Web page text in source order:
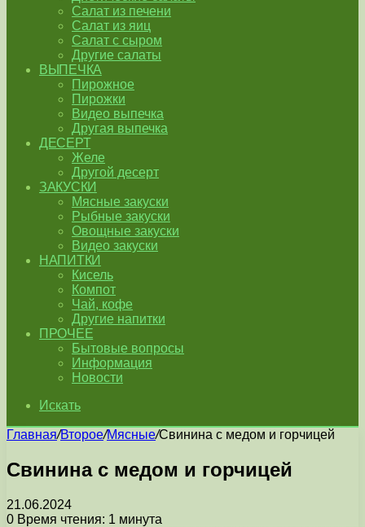
Салат из печени
Салат из яиц
Салат с сыром
Другие салаты
ВЫПЕЧКА
Пирожное
Пирожки
Видео выпечка
Другая выпечка
ДЕСЕРТ
Желе
Другой десерт
ЗАКУСКИ
Мясные закуски
Рыбные закуски
Овощные закуски
Видео закуски
НАПИТКИ
Кисель
Компот
Чай, кофе
Другие напитки
ПРОЧЕЕ
Бытовые вопросы
Информация
Новости
Искать
Главная/Второе/Мясные/Свинина с медом и горчицей
Свинина с медом и горчицей
21.06.2024
0 Время чтения: 1 минута